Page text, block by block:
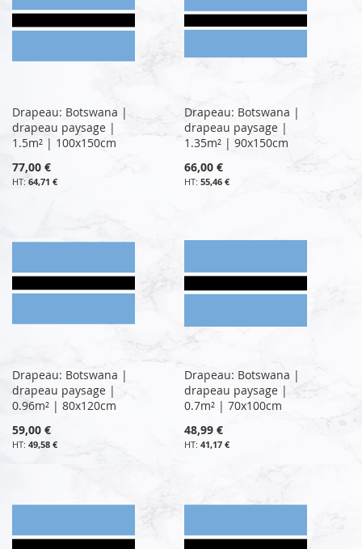
Drapeau: Botswana |
drapeau paysage |
1.5m² | 100x150cm
77,00 €
64,71 €
Drapeau: Botswana |
drapeau paysage |
1.35m² | 90x150cm
66,00 €
55,46 €
Drapeau: Botswana |
drapeau paysage |
0.96m² | 80x120cm
59,00 €
49,58 €
Drapeau: Botswana |
drapeau paysage |
0.7m² | 70x100cm
48,99 €
41,17 €